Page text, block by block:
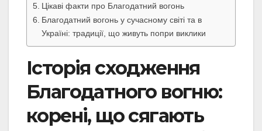
Цікаві факти про Благодатний вогонь
Благодатний вогонь у сучасному світі та в
Україні: традиції, що живуть попри виклики
Історія сходження
Благодатного вогню:
корені, що сягають